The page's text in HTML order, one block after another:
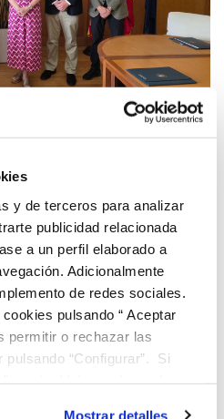
y de terceros para analizar
publicidad relacionada
a un perfil elaborado a
Adicionalmente
de redes sociales.
pulsando “ Aceptar
permitir o rechazar las
“Configurar”. Si
Mostrar detalles
renuevan su
impulsar la
cultural